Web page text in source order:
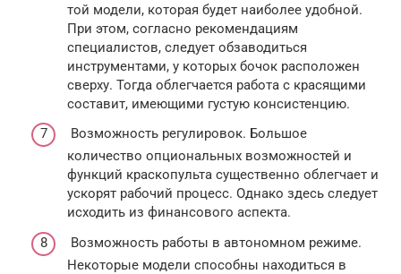
той модели, которая будет наиболее удобной.
При этом, согласно рекомендациям
специалистов, следует обзаводиться
инструментами, у которых бочок расположен
сверху. Тогда облегчается работа с красящими
составит, имеющими густую консистенцию.
Возможность регулировок. Большое
количество опциональных возможностей и
функций краскопульта существенно облегчает и
ускорят рабочий процесс. Однако здесь следует
исходить из финансового аспекта.
Возможность работы в автономном режиме.
Некоторые модели способны находиться в